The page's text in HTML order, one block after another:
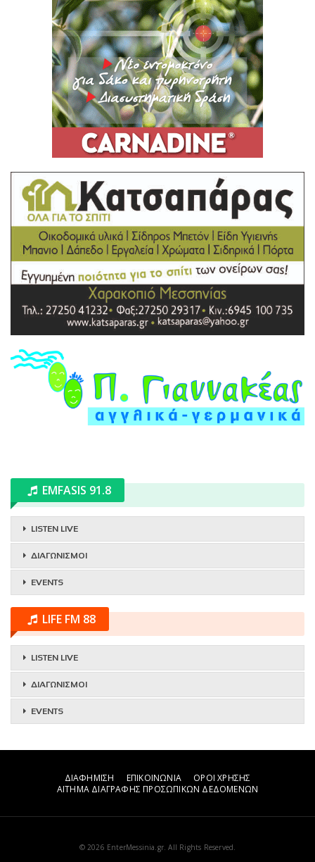
EMFASIS 91.8
LISTEN LIVE
ΔΙΑΓΩΝΙΣΜΟΙ
EVENTS
LIFE FM 88
LISTEN LIVE
ΔΙΑΓΩΝΙΣΜΟΙ
EVENTS
ΔΙΑΦΗΜΙΣΗ ΕΠΙΚΟΙΝΩΝΙΑ
ΟΡΟΙ ΧΡΗΣΗΣ
ΑΙΤΗΜΑ ΔΙΑΓΡΑΦΗΣ ΠΡΟΣΩΠΙΚΩΝ ΔΕΔΟΜΕΝΩΝ
© 2026 EnterMessinia.gr. All Rights Reserved.